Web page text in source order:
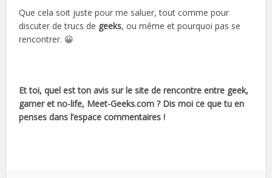
Que cela soit juste pour me saluer, tout comme pour
discuter de trucs de geeks, ou même et pourquoi pas se
rencontrer. 😀
Et toi, quel est ton avis sur le site de rencontre entre geek,
gamer et no-life, Meet-Geeks.com ? Dis moi ce que tu en
penses dans l’espace commentaires !